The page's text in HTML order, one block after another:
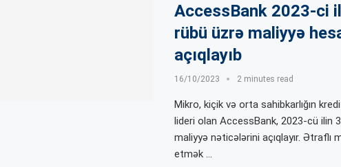
AccessBank 2023-ci
rübü üzrə maliyyə
açıqlayıb
16/10/2023 2 minutes read
Mikro, kiçik və orta sahibkarlığın
lideri olan AccessBank, 2023-cü ilin
maliyyə nəticələrini açıqlayır. Ətraflı
etmək …